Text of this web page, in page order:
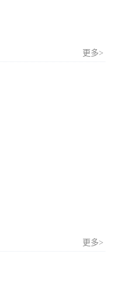
更多>
更多>